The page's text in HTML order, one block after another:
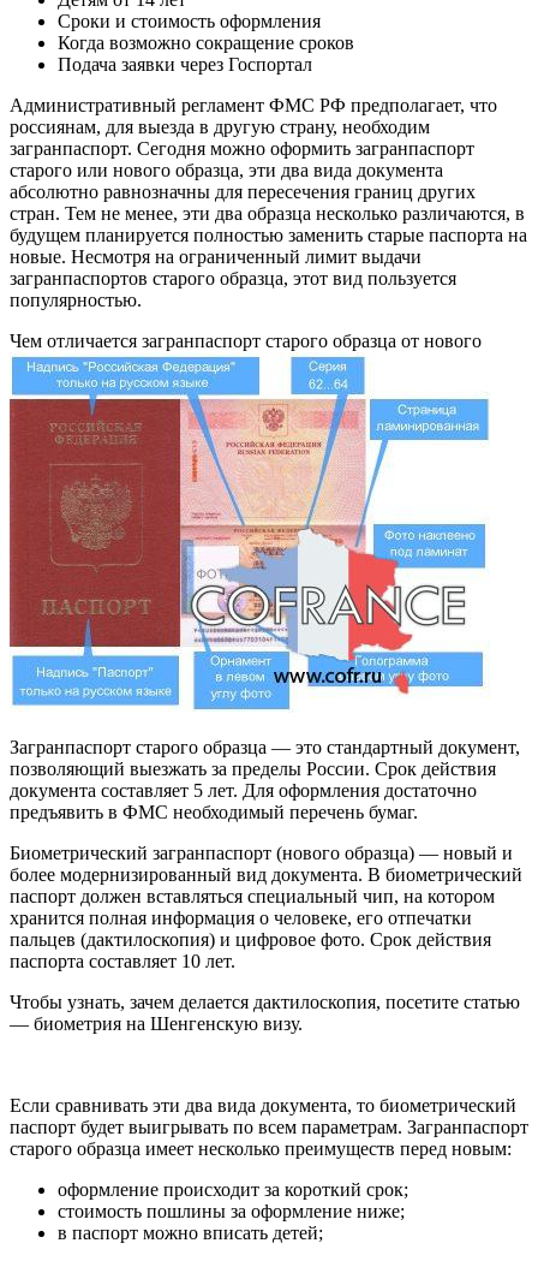
Сроки и стоимость оформления
Когда возможно сокращение сроков
Подача заявки через Госпортал
Административный регламент ФМС РФ предполагает, что
россиянам, для выезда в другую страну, необходим
загранпаспорт. Сегодня можно оформить загранпаспорт
старого или нового образца, эти два вида документа
абсолютно равнозначны для пересечения границ других
стран. Тем не менее, эти два образца несколько различаются, в
будущем планируется полностью заменить старые паспорта на
новые. Несмотря на ограниченный лимит выдачи
загранпаспортов старого образца, этот вид пользуется
популярностью.
Чем отличается загранпаспорт старого образца от нового
Загранпаспорт старого образца — это стандартный документ,
позволяющий выезжать за пределы России. Срок действия
документа составляет 5 лет. Для оформления достаточно
предъявить в ФМС необходимый перечень бумаг.
Биометрический загранпаспорт (нового образца) — новый и
более модернизированный вид документа. В биометрический
паспорт должен вставляться специальный чип, на котором
хранится полная информация о человеке, его отпечатки
пальцев (дактилоскопия) и цифровое фото. Срок действия
паспорта составляет 10 лет.
Чтобы узнать, зачем делается дактилоскопия, посетите статью
— биометрия на Шенгенскую визу.
Если сравнивать эти два вида документа, то биометрический
паспорт будет выигрывать по всем параметрам. Загранпаспорт
старого образца имеет несколько преимуществ перед новым:
оформление происходит за короткий срок;
стоимость пошлины за оформление ниже;
в паспорт можно вписать детей;